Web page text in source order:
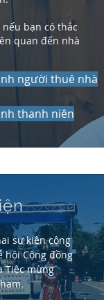
nếu bạn có thắc
quan đến nhà
người thuê nhà
thanh niên
sự kiện cộng
hội Cộng đồng
Tiệc mừng